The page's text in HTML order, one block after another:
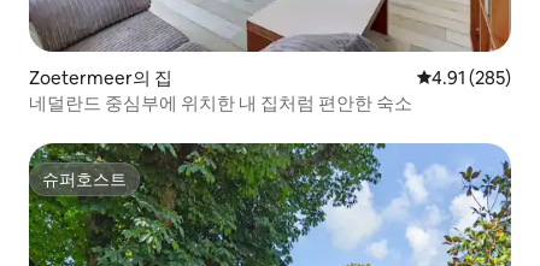
Zoetermeer의 집 평점 4.91점(5
4.91 (285)
네덜란드 중심부에 위치한 내 집처럼 편안한 숙소
슈퍼호스트
슈퍼호스트